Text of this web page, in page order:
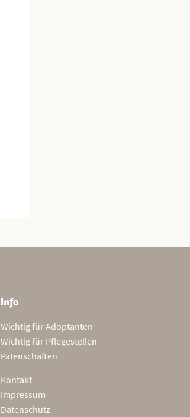
Info
Wichtig für Adoptanten
Wichtig für Pflegestellen
Patenschaften
Kontakt
Impressum
Datenschutz